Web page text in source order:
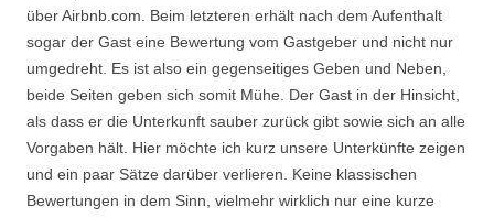
über Airbnb.com. Beim letzteren erhält nach dem Aufenthalt
sogar der Gast eine Bewertung vom Gastgeber und nicht nur
umgedreht. Es ist also ein gegenseitiges Geben und Neben,
beide Seiten geben sich somit Mühe. Der Gast in der Hinsicht,
als dass er die Unterkunft sauber zurück gibt sowie sich an alle
Vorgaben hält. Hier möchte ich kurz unsere Unterkünfte zeigen
und ein paar Sätze darüber verlieren. Keine klassischen
Bewertungen in dem Sinn, vielmehr wirklich nur eine kurze